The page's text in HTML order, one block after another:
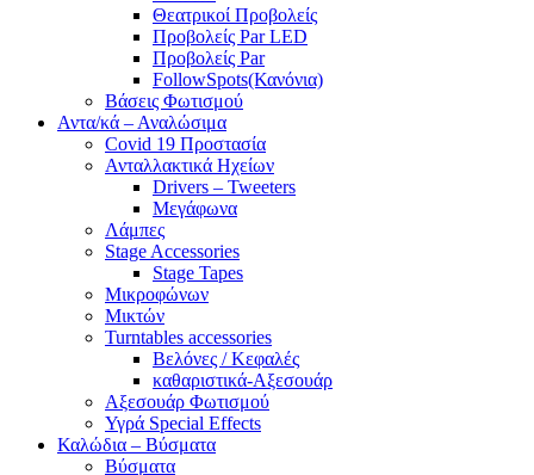
Θεατρικοί Προβολείς
Προβολείς Par LED
Προβολείς Par
FollowSpots(Κανόνια)
Βάσεις Φωτισμού
Αντα/κά – Αναλώσιμα
Covid 19 Προστασία
Ανταλλακτικά Ηχείων
Drivers – Tweeters
Μεγάφωνα
Λάμπες
Stage Accessories
Stage Tapes
Μικροφώνων
Μικτών
Turntables accessories
Βελόνες / Κεφαλές
καθαριστικά-Αξεσουάρ
Αξεσουάρ Φωτισμού
Υγρά Special Effects
Καλώδια – Βύσματα
Βύσματα